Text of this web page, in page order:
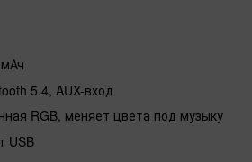
5.4, AUX-вход
RGB, меняет цвета под музыку
USB